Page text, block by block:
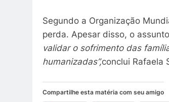
Segundo a Organização
perda. Apesar disso, o
validar o sofrimento das
humanizadas”,conclui Rafaela
Compartilhe esta matéria com seu amigo